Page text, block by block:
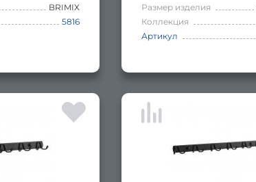
BRIMIX
5816
Размер изделия
Коллекция
Артикул